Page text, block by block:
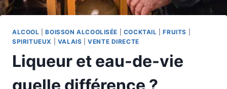
ALCOOL |BOISSON ALCOOLISÉE COCKTAIL |FRUITS
SPIRITUEUX
VALAIS |VENTE DIRECTE
Liqueur et eau-de-vie
quelle différence ?